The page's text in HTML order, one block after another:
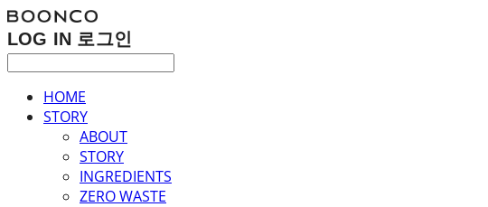
LOG IN 로그인
HOME
STORY
ABOUT
STORY
INGREDIENTS
ZERO WASTE